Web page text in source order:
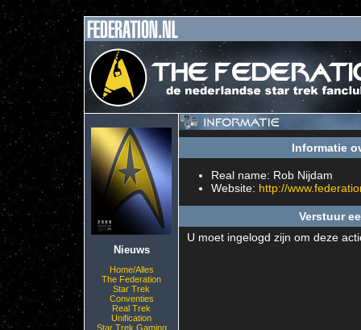
Nieuws
Home/Alles
The Federation
Star Trek
Conventies
Real Trek
Unification
Star Trek Gaming
Informatie
Real name: Rob Nijdam
Website: http://
Verstuur
U moet ingelogd zijn om deze